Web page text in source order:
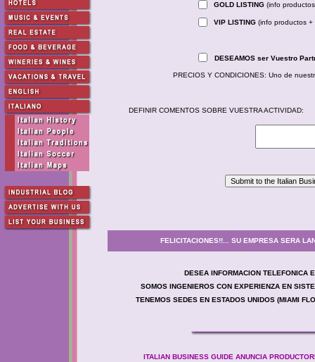
GOLD LISTING (info
VIP LISTING (info productos
DESEAMOS ser Vuestro
PRECIOS Y CONDICIONES: Uno de
DEFINIR COMENTOS SOBRE VUESTRA ACTIVIDAD:
FELICITACIONES!!... SU EMPRESA SERA
DESEA INFORMACION TELEFONICA
SOMOS INGENIEROS CON EXPERIENZA EN
TENEMOS SEDES EN ESTADOS UNIDOS (MIAMI
ITALIAN BUSINESS GUIDE ANUNCIA